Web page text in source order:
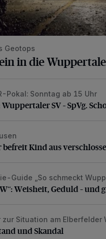
Geotops
in die
SV – SpVg.
Pokal: Sonntag ab 15 Uhr
SV – SpVg.
Kind aus
befreit Kind aus
Weisheit, Geduld – und
Guide „So schmeckt
W“: Weisheit, Geduld – und
und Skandal
zur Situation am Elberfelder
und Skandal